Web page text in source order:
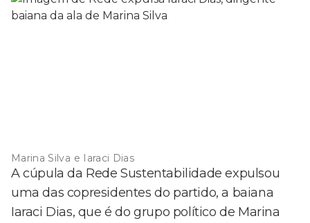
Marina Silva e Iaraci Dias
A cúpula da Rede Sustentabilidade expulsou
uma das copresidentes do partido, a baiana
Iaraci Dias, que é do grupo político de Marina